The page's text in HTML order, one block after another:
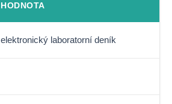
HODNOTA
elektronický laboratorní deník